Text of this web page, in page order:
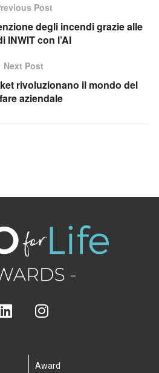
Post
degli incendi grazie alle
INWIT con l’AI
Next Post
rivoluzionano il mondo del
aziendale
Award